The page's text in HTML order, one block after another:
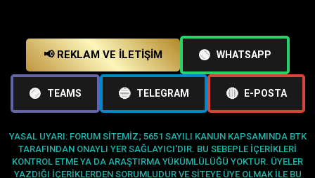
📢 REKLAM VE İLETIŞIM 🟢 WHATSAPP
🟣 TEAMS 🔵 TELEGRAM 🔴 E-POSTA
YASAL UYARI: FORUM SITEMIZ; 5651 SAYILI KANUN KAPSAMINDA BTK
TARAFINDAN ONAYLI YER SAĞLAYICI'DIR. BU SEBEPLE IÇERIKLERI
KONTROL ETME YA DA ARAŞTIRMA YÜKÜMLÜLÜĞÜ YOKTUR. ÜYELER
YAZDIĞI IÇERIKLERDEN SORUMLUDUR VE SITEYE ÜYE OLMAK ILE BU